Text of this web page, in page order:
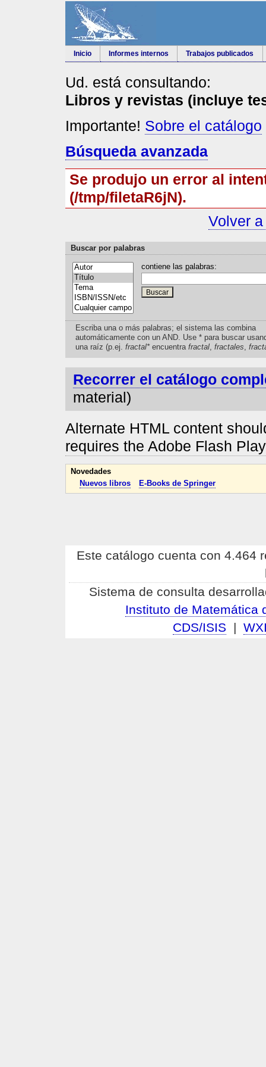
Inicio Informes internos Trabajos publicados
Ud. está consultando:
Libros y revistas (incluye
Importante! Sobre el catálogo
Búsqueda avanzada
Se produjo un error al
(/tmp/filetaR6jN).
Volver
Buscar por palabras
contiene las palabras:
Escriba una o más palabras; el sistema las combina
automáticamente con un AND. Use * para buscar
una raíz (p.ej. fractal*encuentra fractal, fractales
Recorrer el catálogo
material)
Alternate HTML content
requires the Adobe Flash
Novedades
Nuevos libros
E-Books de Springer
Este catálogo cuenta con 4.464
Sistema de consulta
Instituto de Matemática
CDS/ISIS |